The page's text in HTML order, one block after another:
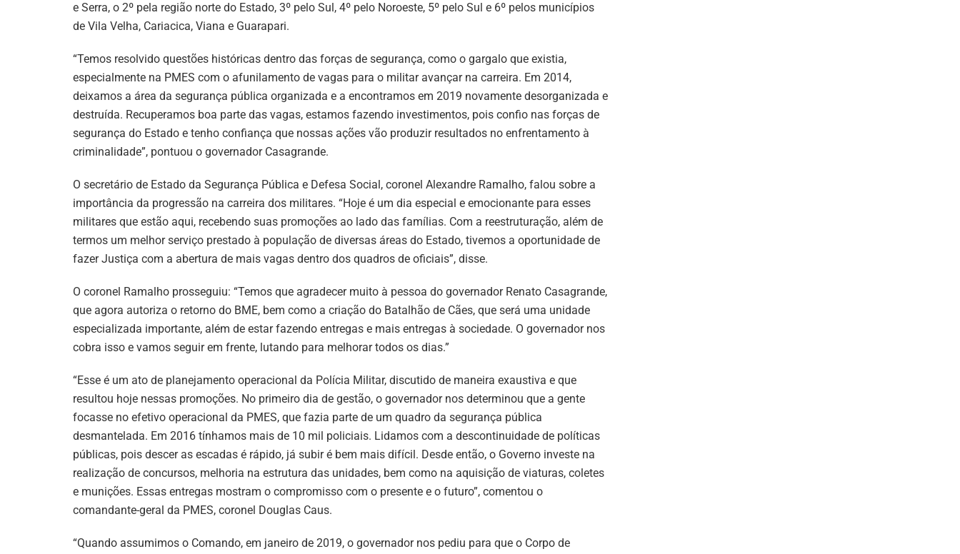
e Serra, o 2º pela região norte do Estado, 3º pelo Sul, 4º pelo Noroeste, 5º pelo Sul e 6º pelos municípios
de Vila Velha, Cariacica, Viana e Guarapari.
“Temos resolvido questões históricas dentro das forças de segurança, como o gargalo que existia,
especialmente na PMES com o afunilamento de vagas para o militar avançar na carreira. Em 2014,
deixamos a área da segurança pública organizada e a encontramos em 2019 novamente desorganizada e
destruída. Recuperamos boa parte das vagas, estamos fazendo investimentos, pois confio nas forças de
segurança do Estado e tenho confiança que nossas ações vão produzir resultados no enfrentamento à
criminalidade”, pontuou o governador Casagrande.
O secretário de Estado da Segurança Pública e Defesa Social, coronel Alexandre Ramalho, falou sobre a
importância da progressão na carreira dos militares. “Hoje é um dia especial e emocionante para esses
militares que estão aqui, recebendo suas promoções ao lado das famílias. Com a reestruturação, além de
termos um melhor serviço prestado à população de diversas áreas do Estado, tivemos a oportunidade de
fazer Justiça com a abertura de mais vagas dentro dos quadros de oficiais”, disse.
O coronel Ramalho prosseguiu: “Temos que agradecer muito à pessoa do governador Renato Casagrande,
que agora autoriza o retorno do BME, bem como a criação do Batalhão de Cães, que será uma unidade
especializada importante, além de estar fazendo entregas e mais entregas à sociedade. O governador nos
cobra isso e vamos seguir em frente, lutando para melhorar todos os dias.”
“Esse é um ato de planejamento operacional da Polícia Militar, discutido de maneira exaustiva e que
resultou hoje nessas promoções. No primeiro dia de gestão, o governador nos determinou que a gente
focasse no efetivo operacional da PMES, que fazia parte de um quadro da segurança pública
desmantelada. Em 2016 tínhamos mais de 10 mil policiais. Lidamos com a descontinuidade de políticas
públicas, pois descer as escadas é rápido, já subir é bem mais difícil. Desde então, o Governo investe na
realização de concursos, melhoria na estrutura das unidades, bem como na aquisição de viaturas, coletes
e munições. Essas entregas mostram o compromisso com o presente e o futuro”, comentou o
comandante-geral da PMES, coronel Douglas Caus.
“Quando assumimos o Comando, em janeiro de 2019, o governador nos pediu para que o Corpo de